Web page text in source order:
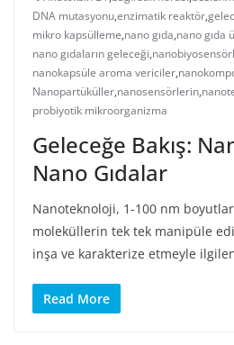
DNA mutasyonu,enzimatik reaktör,
mikro kapsülleme,nano gıda,nano gıda
nano gıdaların geleceği,
nanokapsüle aroma vericiler,
Nanopartüküller,nanosensörlerin,
probiyotik mikroorganizma
Geleceğe Bakış:
Nano Gıdalar
Nanoteknoloji, 1-100 nm
moleküllerin tek tek manipüle
inşa ve karakterize etmeyle
Read More